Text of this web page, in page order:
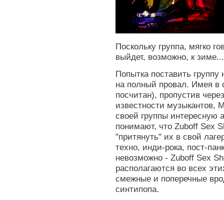
Поскольку группа, мягко
выйдет, возможно, к зиме...
Попытка поставить
на полный провал. Имея в
посчитан), пропустив
известности музыкантов,
своей группы интересную
понимают, что Zuboff Sex
"притянуть" их в свой
техно, инди-рока, пост-
невозможно - Zuboff Sex
располагаются во всех
смежные и поперечные
синтипопа.